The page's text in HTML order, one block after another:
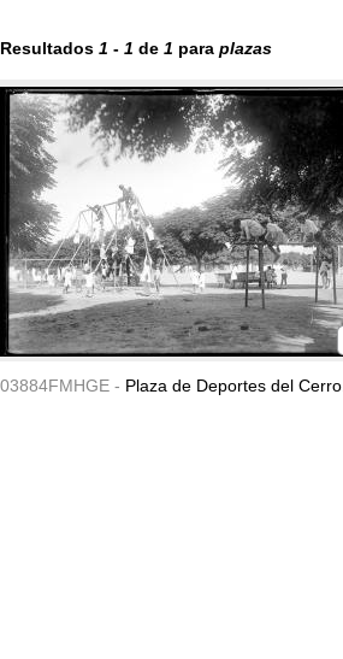
Resultados 1 - 1 de 1 para plazas
03884FMHGE - Plaza de Deportes del Cerro.